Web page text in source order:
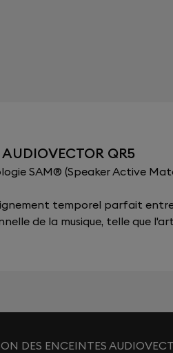
AUDIOVECTOR QR5
SAM® (Speaker Active
temporel parfait
de la musique, telle que
DES ENCEINTES